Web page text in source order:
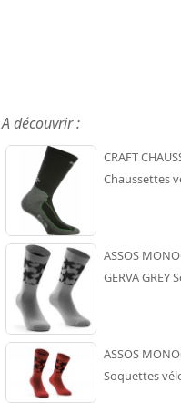
A découvrir :
CRAFT
Chaussettes
ASSOS
GERVA
ASSOS
Soquettes